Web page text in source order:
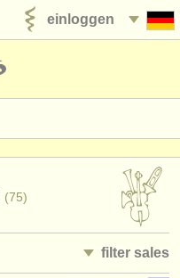
einloggen
(75)
filter sales